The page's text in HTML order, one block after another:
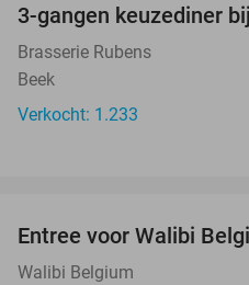
3-gangen keuzediner
Brasserie Rubens
Beek
Verkocht: 1.233
Entree voor Walibi
Walibi Belgium